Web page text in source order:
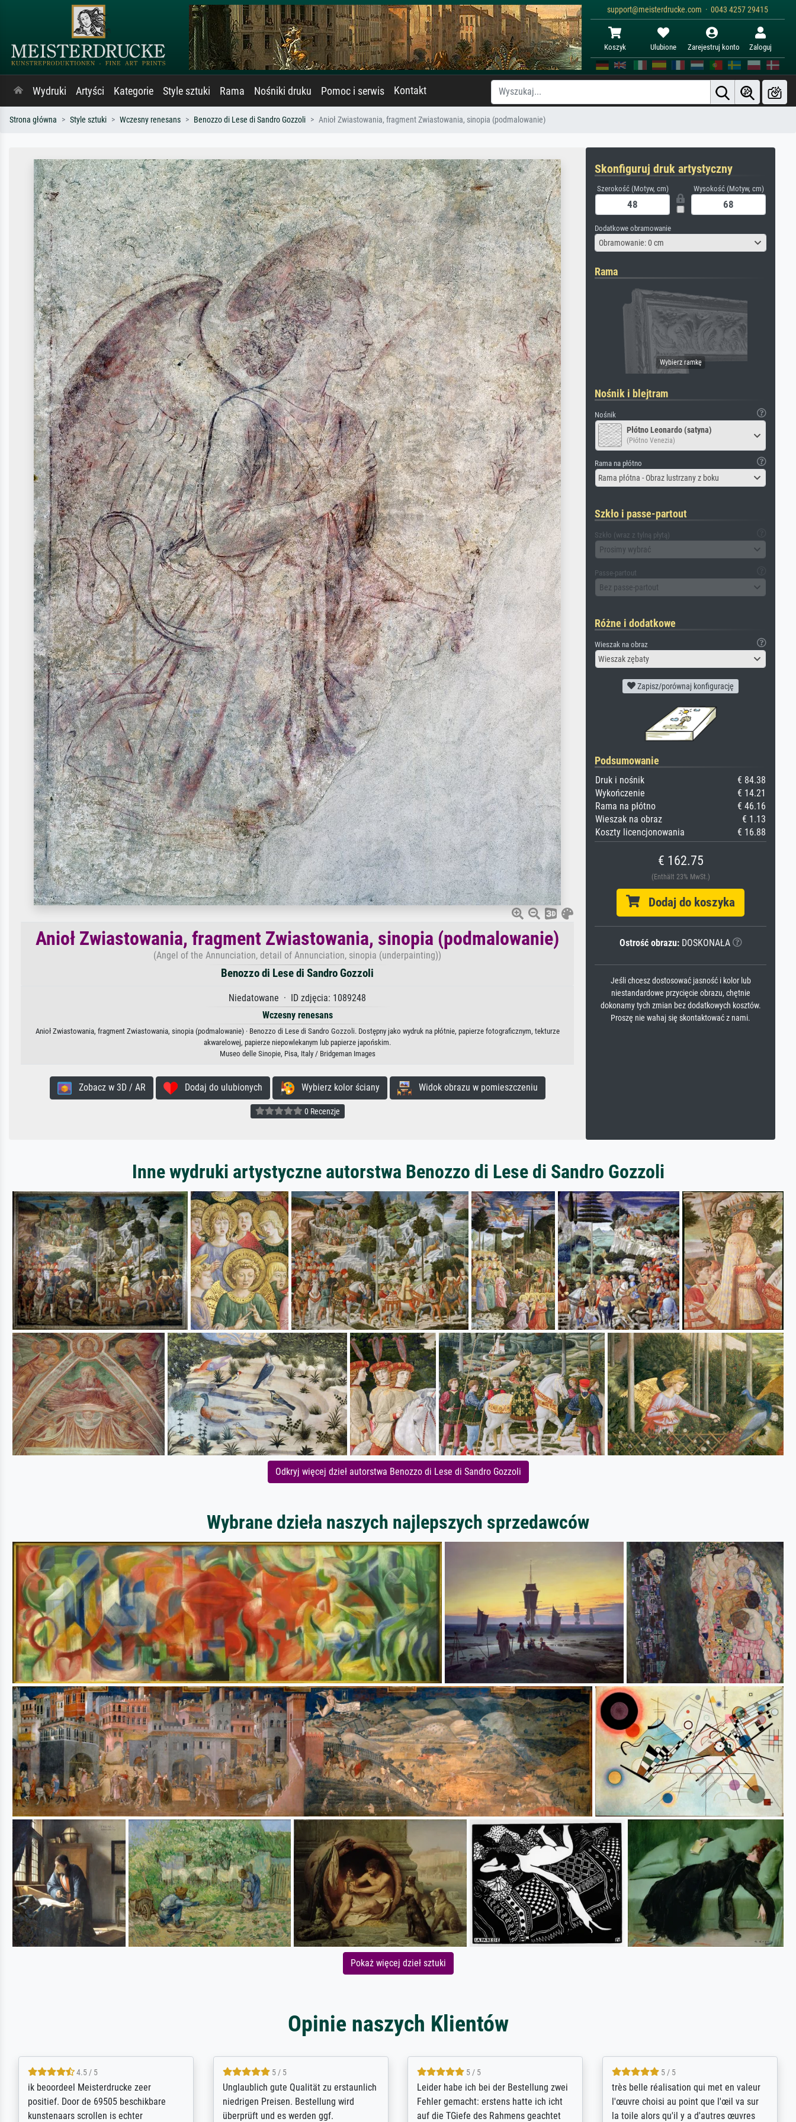
support@meisterdrucke.com · 0043 4257 29415
Koszyk Ulubione Zarejestruj konto Zaloguj
Wydruki Artyści Kategorie Style sztuki Rama Nośniki druku Pomoc i serwis Kontakt
Strona główna Style sztuki Wczesny renesans Benozzo di Lese di Sandro Gozzoli Anioł Zwiastowania, fragment Zwiastowania, sinopia (podmalowanie)
Anioł Zwiastowania, fragment Zwiastowania, sinopia (podmalowanie)
(Angel of the Annunciation, detail of Annunciation, sinopia (underpainting))
Benozzo di Lese di Sandro Gozzoli
Niedatowane · ID zdjęcia: 1089248
Wczesny renesans
Anioł Zwiastowania, fragment Zwiastowania, sinopia (podmalowanie) · Benozzo di Lese di Sandro Gozzoli. Dostępny jako wydruk na płótnie, papierze fotograficznym, tekturze
akwarelowej, papierze niepowlekanym lub papierze japońskim.
Museo delle Sinopie, Pisa, Italy / Bridgeman Images
Zobacz w 3D / AR Dodaj do ulubionych Wybierz kolor ściany Widok obrazu w pomieszczeniu
0 Recenzje
Skonfiguruj druk artystyczny
Szerokość (Motyw, cm) Wysokość (Motyw, cm)
Dodatkowe obramowanie
Obramowanie: 0 cm
Rama
Nośnik i blejtram
Nośnik
Płótno Leonardo (satyna)
(Płótno Venezia)
Rama na płótno
Rama płótna - Obraz lustrzany z boku
Szkło i passe-partout
Szkło (wraz z tylną płytą)
Prosimy wybrać
Passe-partout
Bez passe-partout
Różne i dodatkowe
Wieszak na obraz
Wieszak zębaty
Zapisz/porównaj konfigurację
Podsumowanie
Druk i nośnik
€ 84.38
Wykończenie
€ 14.21
Rama na płótno
€ 46.16
Wieszak na obraz
€ 1.13
Koszty licencjonowania
€ 16.88
€ 162.75
(Enthält 23% MwSt.)
Dodaj do koszyka
Ostrość obrazu:DOSKONAŁA
Jeśli chcesz dostosować jasność i kolor lub
niestandardowe przycięcie obrazu, chętnie
dokonamy tych zmian bez dodatkowych kosztów.
Proszę nie wahaj się skontaktować z nami.
Inne wydruki artystyczne autorstwa Benozzo di Lese di Sandro Gozzoli
Odkryj więcej dzieł autorstwa Benozzo di Lese di Sandro Gozzoli
Wybrane dzieła naszych najlepszych sprzedawców
Pokaż więcej dzieł sztuki
Opinie naszych Klientów
5 / 5
Die Zufriedenheit ist auch nicht dadurch
getrübt, dass das Bild entgegen einer
angegebenen Lieferanschrift (sollte
5 / 5
Excellent / Highly recommended. The
selection, ordering and payment process
were easy, shipping was efficient and
5 / 5
The team at Meisterdrucke strives to
meet its clients demands, and provides
expert advice on how to obtain the best
5 / 5
eine große Auswahl an Bildern und
deren Reproduktionsmöglichkeiten;
wurde sehr gut durch die einzelnen